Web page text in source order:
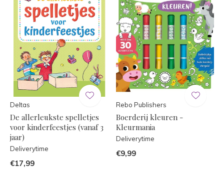
Deltas
De allerleukste spelletjes
voor kinderfeestjes (vanaf 3
jaar)
Deliverytime
€17,99
Rebo Publishers
Boerderij kleuren -
Kleurmania
Deliverytime
€9,99